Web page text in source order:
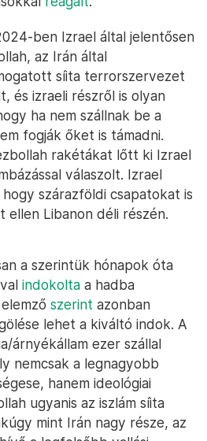
ben Izrael által jelentősen
az Irán által
síita terrorszervezet
és izraeli részről is olyan
ha nem szállnak be a
fogják őket is támadni.
rakétákat lőtt ki Izrael
válaszolt. Izrael
szárazföldi csapatokat is
Libanon déli részén.
a szerintük hónapok óta
indokolta a hadba
szerint azonban
lehet a kiváltó indok. A
árnyékállam ezer szállal
nemcsak a legnagyobb
hanem ideológiai
ugyanis az iszlám síita
mint Irán nagy része, az